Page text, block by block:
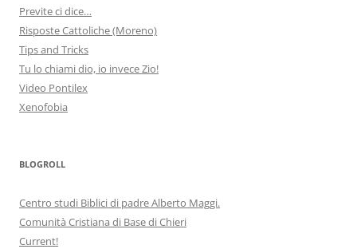
Previte ci dice…
Risposte Cattoliche (Moreno)
Tips and Tricks
Tu lo chiami dio, io invece Zio!
Video Pontilex
Xenofobia
BLOGROLL
Centro studi Biblici di padre Alberto Maggi.
Comunità Cristiana di Base di Chieri
Current!